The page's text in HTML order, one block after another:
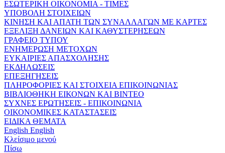
ΕΣΩΤΕΡΙΚΗ ΟΙΚΟΝΟΜΙΑ - ΤΙΜΕΣ
ΥΠΟΒΟΛΗ ΣΤΟΙΧΕΙΩΝ
ΚΙΝΗΣΗ ΚΑΙ ΑΠΑΤΗ ΤΩΝ ΣΥΝΑΛΛΑΓΩΝ ΜΕ ΚΑΡΤΕΣ
ΕΞΕΛΙΞΗ ΔΑΝΕΙΩΝ ΚΑΙ ΚΑΘΥΣΤΕΡΗΣΕΩΝ
ΓΡΑΦΕΙΟ ΤΥΠΟΥ
ΕΝΗΜΕΡΩΣΗ ΜΕΤΟΧΩΝ
ΕΥΚΑΙΡΙΕΣ ΑΠΑΣΧΟΛΗΣΗΣ
ΕΚΔΗΛΩΣΕΙΣ
ΕΠΕΞΗΓΗΣΕΙΣ
ΠΛΗΡΟΦΟΡΙΕΣ ΚΑΙ ΣΤΟΙΧΕΙΑ ΕΠΙΚΟΙΝΩΝΙΑΣ
ΒΙΒΛΙΟΘΗΚΗ ΕΙΚΟΝΩΝ ΚΑΙ ΒΙΝΤΕΟ
ΣΥΧΝΕΣ ΕΡΩΤΗΣΕΙΣ - ΕΠΙΚΟΙΝΩΝΙΑ
ΟΙΚΟΝΟΜΙΚΕΣ ΚΑΤΑΣΤΑΣΕΙΣ
ΕΙΔΙΚΑ ΘΕΜΑΤΑ
English English
Κλείσιμο μενού
Πίσω